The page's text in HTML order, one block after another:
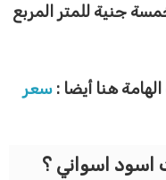
جنية للمتر المربع
هنا أيضا :سعر
اسواني ؟